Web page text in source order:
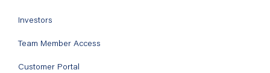
Investors
Team Member Access
Customer Portal